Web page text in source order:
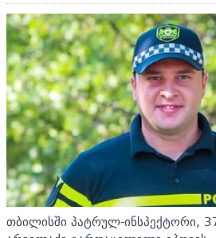
თბილისში პატრულ-ინსპექტორი,